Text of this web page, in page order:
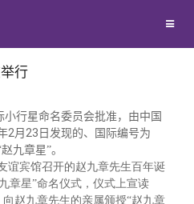
工作
友通讯》
行
行星命名委员会批准，由中国
2月 23 日 发现的、国际编号为
九章星”。
谊宾馆召开的赵九章先生百年诞
章星”命名仪式，仪式上宣读
赵九章先生的亲属颁授“赵九章